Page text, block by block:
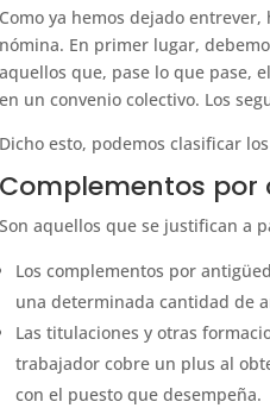
Como ya hemos dejado
nómina. En primer lugar,
aquellos que, pase lo que pase,
en un convenio colectivo. Los
Dicho esto, podemos clasificar
Complementos
Son aquellos que se justifican a
Los complementos por
una determinada cantidad de
Las titulaciones y otras
trabajador cobre un plus al
con el puesto que desempeña.